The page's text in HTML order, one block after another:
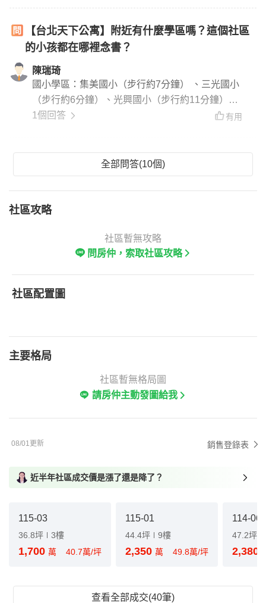
【台北天下公寓】附近有什麼學區嗎？這個社區
的小孩都在哪裡念書？
陳瑞琦
國小學區：集美國小（步行約7分鐘） 、三光國小
（步行約6分鐘）、光興國小（步行約11分鐘）國
中學區：三重高級中學（步行約5分鐘）
1個回答 有用
全部問答(10個)
社區攻略
社區暫無攻略
問房仲，索取社區攻略
社區配置圖
主要格局
社區暫無格局圖
請房仲主動發圖給我
08/01更新 銷售登錄表
近半年社區成交價是漲了還是降了？
115-03
36.8坪 3樓
1,700 萬 40.7萬/坪
115-01
44.4坪 9樓
2,350 萬 49.8萬/坪
114-06
47.2坪
2,380
查看全部成交(40筆)